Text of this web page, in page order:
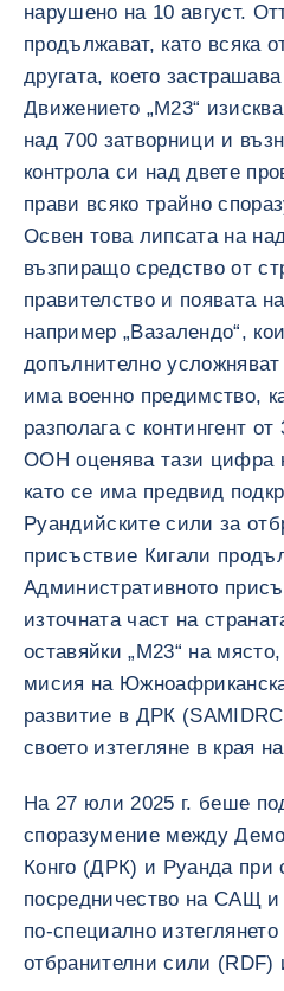
нарушено на 10 август.
продължават, като всяка
другата, което
Движението „М23“
над 700 затворници и
контрола си над двете
прави всяко трайно
Освен това липсата на
възпиращо средство от
правителство и появата
например „Вазалендо“,
допълнително усложняват
има военно предимство,
разполага с контингент
ООН оценява тази цифра
като се има предвид
Руандийските сили за
присъствие Кигали
Административното
източната част на
оставяйки „М23“ на
мисия на
развитие в ДРК
своето изтегляне в края
На 27 юли 2025 г. беше
споразумение между
Конго (ДРК) и Руанда при
посредничество на САЩ
по-специално
отбранителни сили